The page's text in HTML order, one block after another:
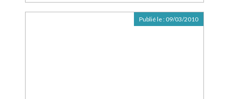
Publié le : 09/03/2010